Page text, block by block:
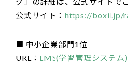
公式サイト： https://boxil.jp/
■ 中小企業部門1位
URL： LMS(学習管理システム